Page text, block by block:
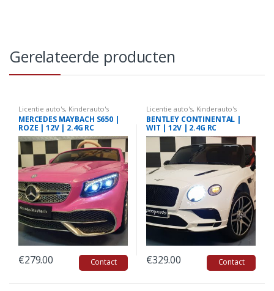
Gerelateerde producten
Licentie auto's, Kinderauto's
Mercedes
MERCEDES MAYBACH S650 |
ROZE | 12V | 2.4G RC
€279.00 Contact
Licentie auto's, Kinderauto's
Bentley
BENTLEY CONTINENTAL |
WIT | 12V | 2.4G RC
€329.00 Contact